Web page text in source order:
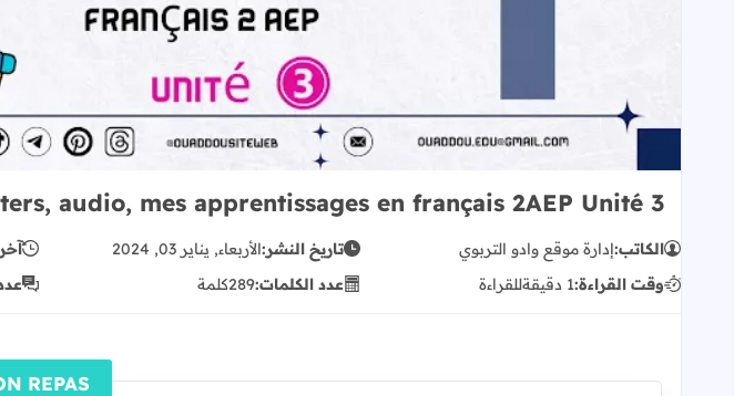
audio, mes apprentissages en français 2AEP Unité 3
الكاتب:إدارة موقع وادو التربوي تاريخ النشر:الأربعاء, يناير 03, 2024
وقت القراءة:1 دقيقة للقراءة عدد الكلمات:289كلمة
REPAS